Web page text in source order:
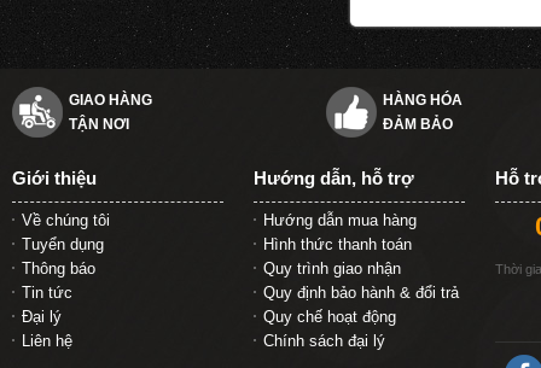
GIAO HÀNG
TẬN NƠI
HÀNG HÓA
ĐẢM BẢO
Giới thiệu
Về chúng tôi
Tuyển dụng
Thông báo
Tin tức
Đại lý
Liên hệ
Hướng dẫn, hỗ trợ
Hướng dẫn mua hàng
Hình thức thanh toán
Quy trình giao nhận
Quy định bảo hành & đổi trả
Quy chế hoạt động
Chính sách đại lý
Hỗ
Thời